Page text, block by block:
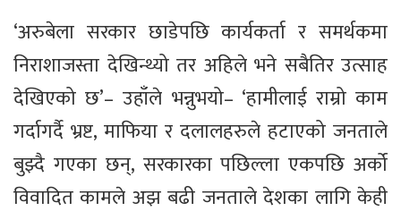
‘अरुबेला सरकार छाडेपछि कार्यकर्ता र समर्थकमा
निराशाजस्ता देखिन्थ्यो तर अहिले भने सबैतिर उत्साह
देखिएको छ’– उहाँले भन्नुभयो– ‘हामीलाई राम्रो काम
गर्दागर्दै भ्रष्ट, माफिया र दलालहरुले हटाएको जनताले
बुझ्दै गएका छन्, सरकारका पछिल्ला एकपछि अर्को
विवादित कामले अझ बढी जनताले देशका लागि केही